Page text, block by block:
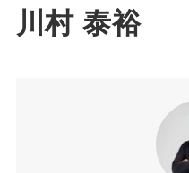
川村 泰裕